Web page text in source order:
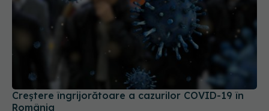
Creștere îngrijorătoare a cazurilor COVID-19 în
România